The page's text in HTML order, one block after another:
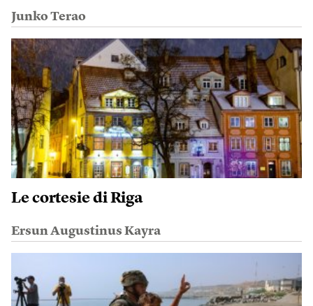
Junko Terao
Le cortesie di Riga
Ersun Augustinus Kayra